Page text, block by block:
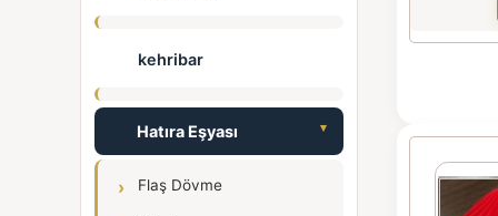
kehribar
Hatıra Eşyası
Flaş Dövme